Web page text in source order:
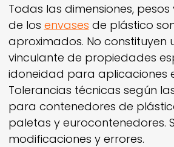
Todas las dimensiones,
de los envases de plástico
aproximados. No constituyen
vinculante de propiedades
idoneidad para aplicaciones
Tolerancias técnicas según
para contenedores de
paletas y eurocontenedores.
modificaciones y errores.